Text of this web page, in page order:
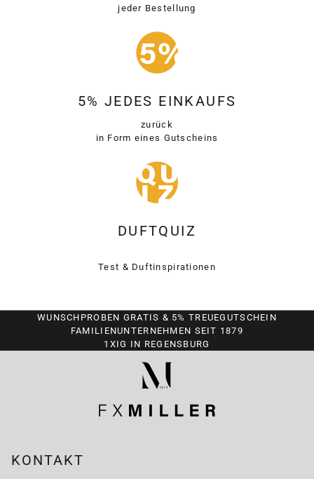
jeder Bestellung
5% JEDES EINKAUFS
zurück
in Form eines Gutscheins
DUFTQUIZ
Test & Duftinspirationen
WUNSCHPROBEN GRATIS & 5% TREUEGUTSCHEIN
FAMILIENUNTERNEHMEN SEIT 1879
1XIG IN REGENSBURG
KONTAKT